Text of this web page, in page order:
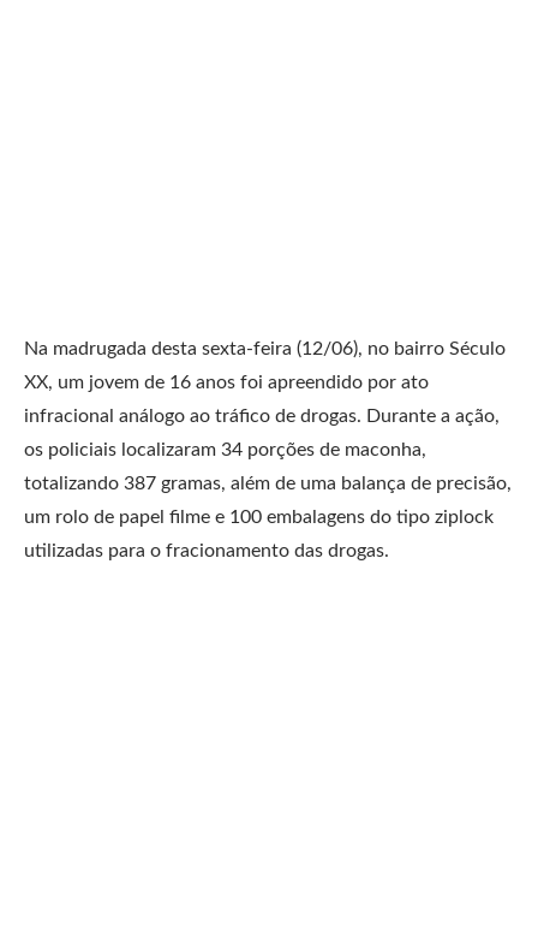
Na madrugada desta sexta-feira (12/06), no bairro Século
XX, um jovem de 16 anos foi apreendido por ato
infracional análogo ao tráfico de drogas. Durante a ação,
os policiais localizaram 34 porções de maconha,
totalizando 387 gramas, além de uma balança de precisão,
um rolo de papel filme e 100 embalagens do tipo ziplock
utilizadas para o fracionamento das drogas.